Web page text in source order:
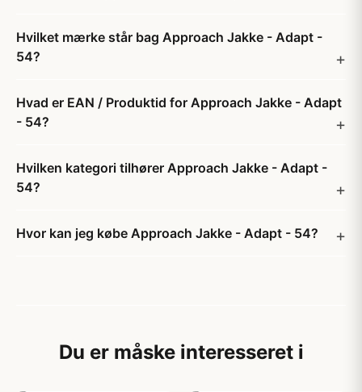
Hvilket mærke står bag Approach Jakke - Adapt -
54?
Hvad er EAN / Produktid for Approach Jakke - Adapt
- 54?
Hvilken kategori tilhører Approach Jakke - Adapt -
54?
Hvor kan jeg købe Approach Jakke - Adapt - 54?
Du er måske interesseret i